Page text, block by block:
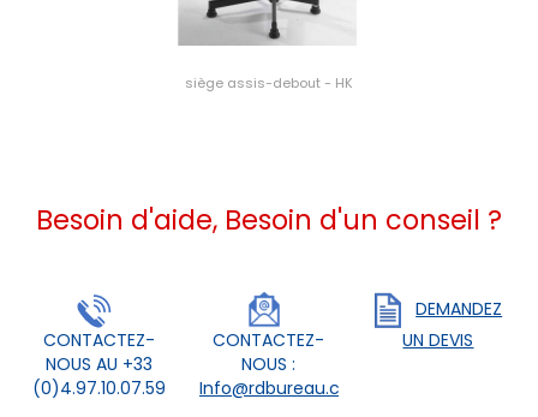
siège assis-debout - HK
Besoin d'aide, Besoin d'un conseil ?
CONTACTEZ-
NOUS AU +33
(0)4.97.10.07.59
CONTACTEZ-
NOUS :
Info@rdbureau.com
DEMANDEZ
UN DEVIS